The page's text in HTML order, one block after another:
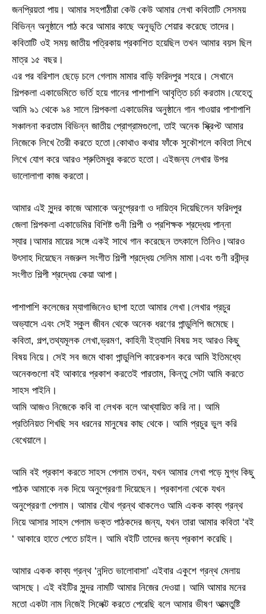
জনপ্রিয়তা পায়। আমার সহপাঠীরা কেউ কেউ আমার লেখা কবিতাটি সেসময়
বিভিন্ন অনুষ্ঠানে পাঠ করে আমার কাছে অনুভূতি শেয়ার করেছে তাদের।
কবিতাটি ওই সময় জাতীয় পত্রিকায় প্রকাশিত হয়েছিল তখন আমার বয়স ছিল
মাত্র ১৫ বছর।
এর পর বরিশাল ছেড়ে চলে গেলাম মামার বাড়ি ফরিদপুর শহরে। সেখানে
শিল্পকলা একাডেমিতে ভর্তি হয়ে গানের পাশাপাশি আবৃত্তি চর্চা করতাম।যেহেতু
আমি ৯১ থেকে ৯৪ সালে শিল্পকলা একাডেমির অনুষ্ঠানে গান গাওয়ার পাশাপাশি
সঞ্চালনা করতাম বিভিন্ন জাতীয় প্রোগ্রামগুলো, তাই অনেক স্ক্রিপ্ট আমার
নিজেকে লিখে তৈরী করতে হতো।কোথাও কথার ফাঁকে সুকৌশলে কবিতা লিখে
লিখে যোগ করে আরও শ্রুতিমধুর করতে হতো। এইজন্য লেখার উপর
ভালোলাগা কাজ করতো।
আমার এই সুন্দর কাজে আমাকে অনুপ্রেরণা ও দায়িত্ব দিয়েছিলেন ফরিদপুর
জেলা শিল্পকলা একাডেমির বিশিষ্ট গুনী শিল্পী ও প্রশিক্ষক শ্রদ্ধেয় পান্না
স্যার।আমার মায়ের সঙ্গে একই সাথে গান করেছেন তৎকালে তিনিও।আরও
উৎসাহ দিয়েছেন নজরুল সংগীত শিল্পী শ্রদ্ধেয় সেলিম মামা।এবং গুণী রবীন্দ্র
সংগীত শিল্পী শ্রদ্ধেয় কেয়া আপা।
পাশাপাশি কলেজের ম্যাগাজিনেও ছাপা হতো আমার লেখা।লেখার প্রচুর
অভ্যাসে এবং সেই স্কুল জীবন থেকে অনেক ধরণের পান্ডুলিপি জমেছে।
কবিতা, গল্প,তথ্যমূলক লেখা,ভ্রমণ, কাহিনী ইত্যাদি বিষয় সহ আরও কিছু
বিষয় নিয়ে। সেই সব জমে থাকা পান্ডুলিপি কারেকশন করে আমি ইতিমধ্যে
অনেকগুলো বই আকারে প্রকাশ করতেই পারতাম, কিন্তু সেটা আমি করতে
সাহস পাইনি।
আমি আজও নিজেকে কবি বা লেখক বলে আখ্যায়িত করি না। আমি
প্রতিনিয়ত শিখছি সব ধরনের মানুষের কাছ থেকে। আমি প্রচুর ভুল করি
বেখেয়ালে।
আমি বই প্রকাশ করতে সাহস পেলাম তখন, যখন আমার লেখা পড়ে মুগ্ধ কিছু
পাঠক আমাকে নক দিয়ে অনুপ্রেরণা দিয়েছেন। প্রকাশনা থেকে যখন
অনুপ্রেরণা পেলাম। আমার যৌথ গ্রন্থ থাকলেও আমি একক কাব্য গ্রন্থ
নিয়ে আসার সাহস পেলাম ভক্ত পাঠকদের জন্য, যখন তারা আমার কবিতা ‘বই
‘ আকারে হাতে পেতে চাইল। আমি বইটি তাদের জন্য প্রকাশ করেছি।
আমার একক কাব্য গ্রন্থ ‘নন্দিত ভালোবাসা’ এইবার একুশে গ্রন্থ মেলায়
আসছে। এই বইটির সুন্দর নামটি আমার নিজের দেওয়া। আমি আমার মনের
মতো একটা নাম নিজেই সিলেক্ট করতে পেরেছি বলে আমার ভীষণ আত্মতুষ্টি